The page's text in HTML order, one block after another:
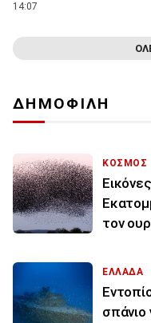
14:07
ΔΗΜΟΦΙΛΗ
ΚΟΣΜΟΣ
τον
ΕΛΛΑΔΑ
σπάνιο